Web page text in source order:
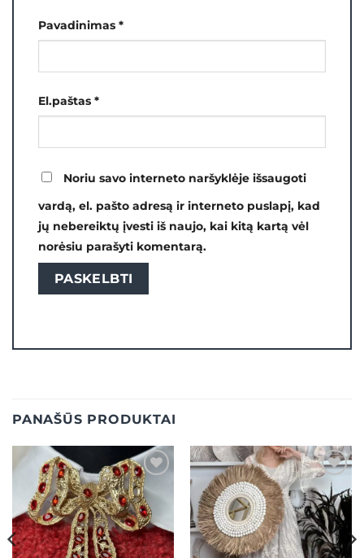
Pavadinimas *
El.paštas *
Noriu savo interneto naršyklėje išsaugoti
vardą, el. pašto adresą ir interneto puslapį, kad
jų nebereiktų įvesti iš naujo, kai kitą kartą vėl
norėsiu parašyti komentarą.
PANAŠŪS PRODUKTAI
Mėgstamiausias Mėgstamiausias